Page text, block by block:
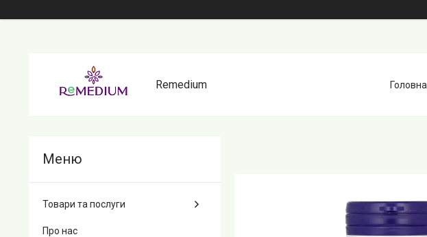
Remedium Головна
Товари та послуги
Про нас